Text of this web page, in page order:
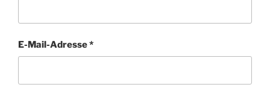
E-Mail-Adresse*